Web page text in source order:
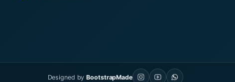
Designed byBootstrapMade